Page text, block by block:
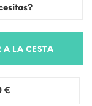
A LA CESTA
3,00 €